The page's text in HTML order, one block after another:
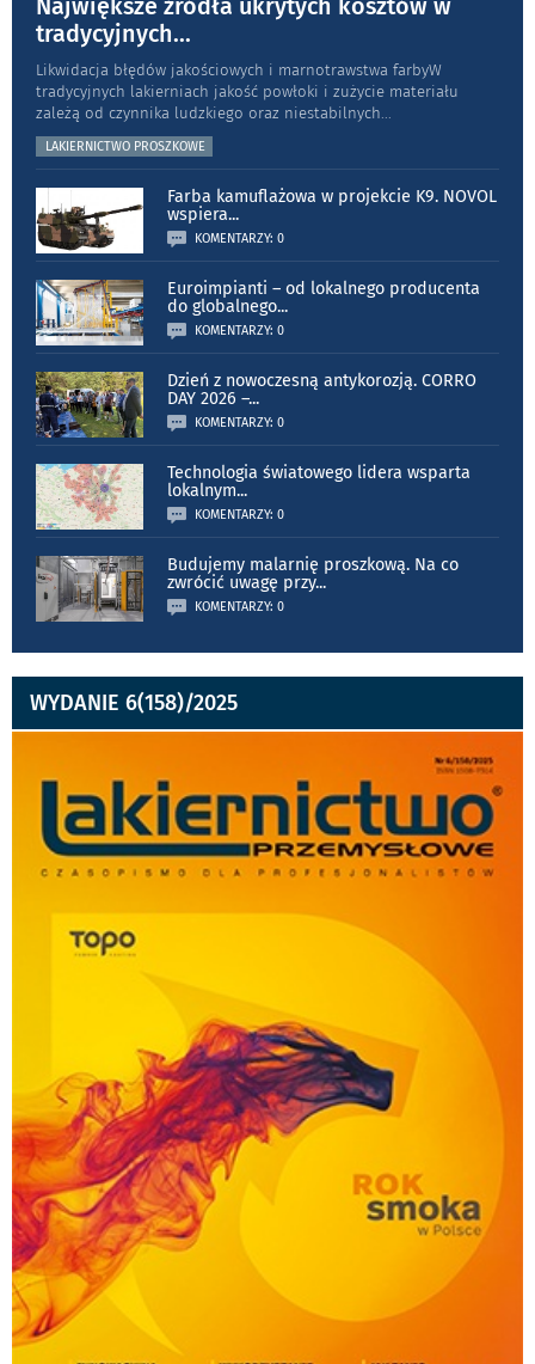
tradycyjnych...
Likwidacja błędów jakościowych i marnotrawstwa farbyW
tradycyjnych lakierniach jakość powłoki i zużycie materiału
zależą od czynnika ludzkiego oraz niestabilnych
LAKIERNICTWO PROSZKOWE
Farba kamuflażowa w projekcie K9. NOVOL
wspiera...
KOMENTARZY: 0
Euroimpianti – od lokalnego producenta
do globalnego...
KOMENTARZY: 0
Dzień z nowoczesną antykorozją. CORRO
DAY 2026 –...
KOMENTARZY: 0
Technologia światowego lidera wsparta
lokalnym...
KOMENTARZY: 0
Budujemy malarnię proszkową. Na co
zwrócić uwagę przy...
KOMENTARZY: 0
WYDANIE 6(158)/2025